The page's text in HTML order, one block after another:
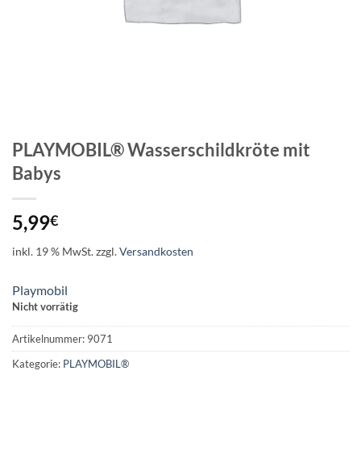
PLAYMOBIL® Wasserschildkröte mit
Babys
5,99€
inkl. 19 % MwSt.zzgl.Versandkosten
Playmobil
Nicht vorrätig
Artikelnummer: 9071
Kategorie: PLAYMOBIL®